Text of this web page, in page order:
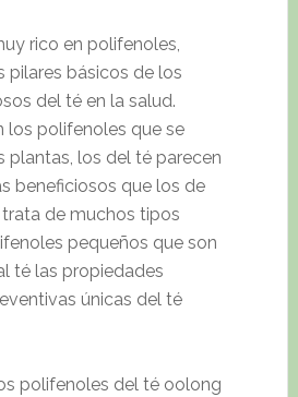
rico en polifenoles,
pilares básicos de los
del té en la salud.
los polifenoles que se
plantas, los del té parecen
beneficiosos que los de
de muchos tipos
pequeños que son
té las propiedades
únicas del té
polifenoles del té oolong